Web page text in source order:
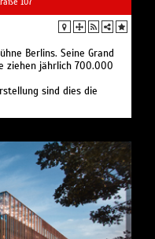
Berlins. Seine Grand
ziehen jährlich 700.000
sind dies die